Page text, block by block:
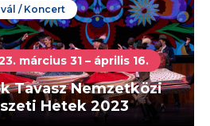
/ Koncert
március 31 – április 16.
Tavasz Nemzetközi
Hetek 2023